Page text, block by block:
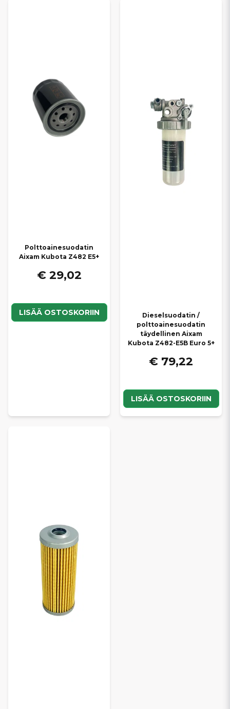
Polttoainesuodatin
Aixam Kubota Z482 E5+
€ 29,02
LISÄÄ OSTOSKORIIN
Dieselsuodatin /
polttoainesuodatin
täydellinen Aixam
Kubota Z482-E5B Euro 5+
€ 79,22
LISÄÄ OSTOSKORIIN